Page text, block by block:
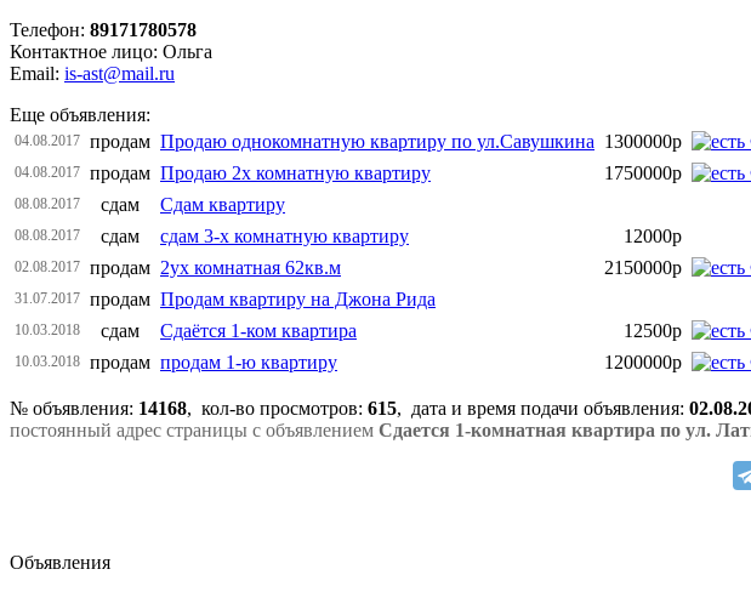
Телефон: 89171780578
Контактное лицо: Ольга
Email: is-ast@mail.ru
Еще объявления:
04.08.2017 продам Продаю однокомнатную квартиру по ул.Савушкина 1300000р
04.08.2017 продам Продаю 2х комнатную квартиру 1750000р
08.08.2017 сдам Сдам квартиру
08.08.2017 сдам сдам 3-х комнатную квартиру 12000р
02.08.2017 продам 2ух комнатная 62кв.м 2150000р
31.07.2017 продам Продам квартиру на Джона Рида
10.03.2018 сдам Сдаётся 1-ком квартира 12500р
10.03.2018 продам продам 1-ю квартиру 1200000р
№ объявления: 14168, кол-во просмотров: 615, дата и время подачи объявления:
постоянный адрес страницы с объявлением Сдается 1-комнатная квартира по ул.
Объявления